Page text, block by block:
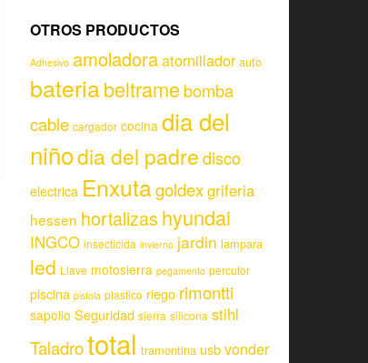
OTROS PRODUCTOS
Adhesivo amoladoraatornillador auto
bateriabeltramebomba
cable cargador cocina dia del
niñodia del padredisco
electrica Enxutagoldexgriferia
hessen hortalizas hyundai
INGCO insecticida invierno jardin lampara
led Llave motosierra pegamento percutor
piscina pistola plastico riego rimontti
sapolio Seguridad sierra silicona stihl
Taladrototal tramontina usbvonder